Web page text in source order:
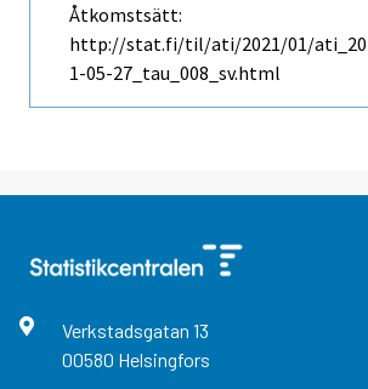
Åtkomstsätt:
http://stat.fi/til/ati/2021/01/
1-05-27_tau_008_sv.html
Verkstadsgatan 13
00580 Helsingfors